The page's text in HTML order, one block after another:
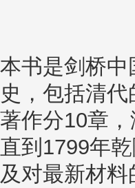
本书是剑桥
史，包括清
著作分10章
直到1799年
及对最新材